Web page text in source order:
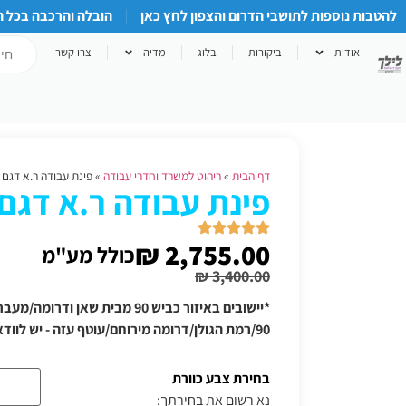
להטבות נוספות לתושבי הדרום והצפון לחץ כאן הובלה והרכבה
אודות ביקורות בלוג מדיה צרו קשר
דף הבית »ריהוט למשרד וחדרי עבודה »פינת עבודה ר.א דגם 656-3
פינת עבודה ר.א דגם 656-
₪3,400.00
₪ 2,755.00 כולל מע"מ
*יישובים באיזור כביש 90 מבית
90/רמת הגולן/דרומה מירוחם/עוטף עזה - יש לוודא תוספת הובלה טלפונית
בחירת צבע כוורת
נא רשום את בחירתך: